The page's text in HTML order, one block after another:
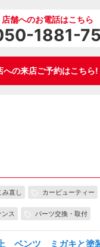
店舗へのお電話はこちら
1881-
への来店ご予約はこちら!
み直し カービューティー
ス パーツ交換・取付
ベンツ ミガキと塗